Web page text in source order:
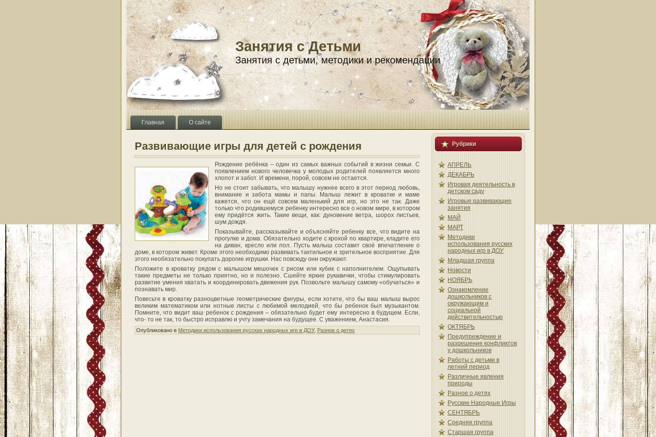
Занятия с Детьми
Занятия с детьми, методики и рекомендации
Главная О сайте
Развивающие игры для детей с рождения
Рождение ребёнка – один из самых важных событий в жизни семьи. С
появлением нового человечка у молодых родителей появляется много
хлопот и забот. И времени, порой, совсем не остается.
Но не стоит забывать, что малышу нужнее всего в этот период любовь,
внимание и забота мамы и папы. Малыш лежит в кроватке и маме
кажется, что он ещё совсем маленький для игр, но это не так. Даже
только что родившемуся ребенку интересно все о новом мире, в котором
ему придётся жить. Такие вещи, как: дуновение ветра, шорох листьев,
шум дождя.
Показывайте, рассказывайте и объясняйте ребенку все, что видите на
прогулке и дома. Обязательно ходите с крохой по квартире, кладите его
на диван, кресло или пол. Пусть малыш составит своё впечатление о
доме, в котором живет. Кроме этого необходимо развивать тактильное и зрительное восприятие. Для
этого необязательно покупать дорогие игрушки. Нас повсюду они окружают.
Положите в кроватку рядом с малышом мешочек с рисом или кубик с наполнителем. Ощупывать
такие предметы не только приятно, но и полезно. Сшейте яркие рукавички, чтобы стимулировать
развитие умения хватать и координировать движения рук. Позвольте малышу самому «обучаться» и
познавать мир.
Повесьте в кроватку разноцветные геометрические фигуры, если хотите, что бы ваш малыш вырос
великим математиком или нотные листы с любимой мелодией, что бы ребенок был музыкантом.
Помните, что видит ваш ребенок с рождения – обязательно будет ему интересно в будущем. Если,
что- то не так, то быстро исправлю и учту замечания на будущее. С уважением, Анастасия.
Опубликовано в Методики использования русских народных игр в ДОУ, Разное о детях
Рубрики
АПРЕЛЬ
ДЕКАБРЬ
Игровая деятельность в
детском саду
Игровые развивающие
занятия
МАЙ
МАРТ
Методики
использования русских
народных игр в ДОУ
Младшая группа
Новости
НОЯБРЬ
Ознакомление
дошкольников с
окружающим и
социальной
действительностью
ОКТЯБРЬ
Предупреждение и
разрешение конфликтов
у дошкольников
Работы с детьми в
летний период
Различные явления
природы
Разное о детях
Русские Народные Игры
СЕНТЯБРЬ
Средняя группа
Старшая группа